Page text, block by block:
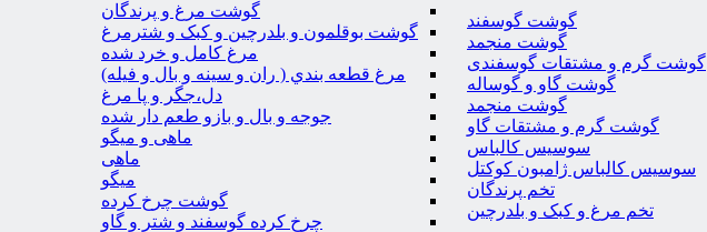
گوشت گوسفند
گوشت منجمد
گوشت گرم و مشتقات گوسفندی
گوشت گاو و گوساله
گوشت منجمد
گوشت گرم و مشتقات گاو
سوسیس کالباس
سوسیس کالباس ژامبون کوکتل
تخم پرندگان
تخم مرغ و کبک و بلدرچین
گوشت مرغ و پرندگان
گوشت بوقلمون و بلدرچین و کبک و شترمرغ
مرغ کامل و خرد شده
مرغ قطعه بندي ( ران و سينه و بال و فيله)
دل،جگر و پا مرغ
جوجه و بال و بازو طعم دار شده
ماهی و میگو
ماهی
میگو
گوشت چرخ کرده
چرخ کرده گوسفند و شتر و گاو